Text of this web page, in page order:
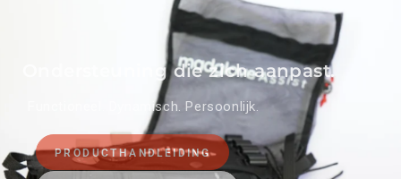
Ondersteuning die zich aanpast.
Functioneel. Dynamisch. Persoonlijk.
PRODUCTHANDLEIDING
PRODUCTSPECIFICATIES